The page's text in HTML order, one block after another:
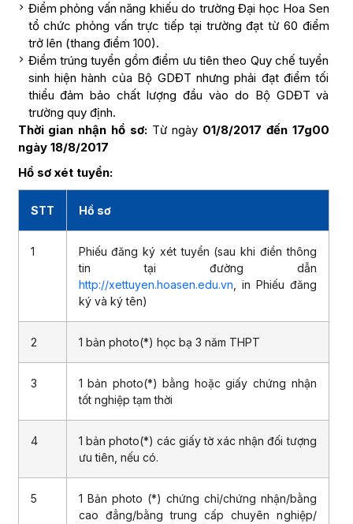
Điểm phỏng vấn năng khiếu do trường Đại học Hoa Sen
tổ chức phỏng vấn trực tiếp tại trường đạt từ 60 điểm
trở lên (thang điểm 100).
Điểm trúng tuyển gồm điểm ưu tiên theo Quy chế tuyển
sinh hiện hành của Bộ GDĐT nhưng phải đạt điểm tối
thiểu đảm bảo chất lượng đầu vào do Bộ GDĐT và
trường quy định.
Thời gian nhận hồ sơ: Từ ngày 01/8/2017 đến 17g00
ngày 18/8/2017
Hồ sơ xét tuyển:
STT Hồ sơ
1
Phiếu đăng ký xét tuyển (sau khi điền thông
tin tại đường dẫn
http://xettuyen.hoasen.edu.vn , in Phiếu đăng
ký và ký tên)
2 1 bản photo(*) học bạ 3 năm THPT
3
1 bản photo(*) bằng hoặc giấy chứng nhận
tốt nghiệp tạm thời
4
1 bản photo(*) các giấy tờ xác nhận đối tượng
ưu tiên, nếu có.
5
1 Bản photo (*) chứng chỉ/chứng nhận/bằng
cao đẳng/bằng trung cấp chuyên nghiệp/